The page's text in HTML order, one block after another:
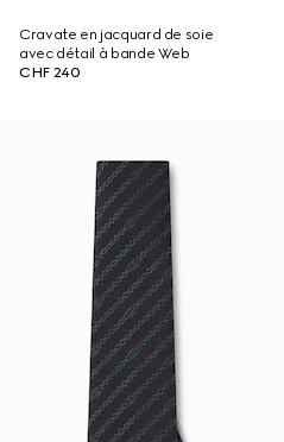
Cravate en jacquard de soie
avec détail à bande Web
CHF 240